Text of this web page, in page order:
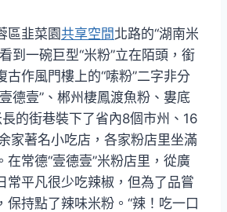
區韭菜園共享空間北路的“湖南米
到一碗巨型“米粉”立在陌頭，銜
古作風門樓上的“嗦粉”二字非分
德壹”、郴州棲鳳渡魚粉、婁底
的街巷裝下了省內8個市州、16
家著名小吃店，各家粉店里坐滿
在常德“壹德壹”米粉店里，從廣
常平凡很少吃辣椒，但為了品嘗
保持點了辣味米粉。“辣！吃一口